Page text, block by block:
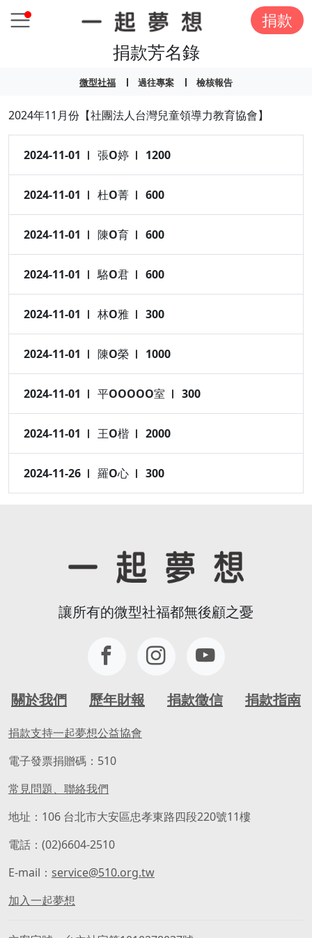
捐款
捐款芳名錄
微型社福 過往專案 檢核報告
2024年11月份【社團法人台灣兒童領導力教育協會】
2024-11-01 張O婷 1200
2024-11-01 杜O菁 600
2024-11-01 陳O育 600
2024-11-01 駱O君 600
2024-11-01 林O雅 300
2024-11-01 陳O榮 1000
2024-11-01 平OOOOO室 300
2024-11-01 王O楷 2000
2024-11-26 羅O心 300
讓所有的微型社福都無後顧之憂
關於我們 歷年財報 捐款徵信 捐款指南
捐款支持一起夢想公益協會
電子發票捐贈碼：510
常見問題、聯絡我們
地址：106 台北市大安區忠孝東路四段220號11樓
電話：(02)6604-2510
E-mail： service@510.org.tw
加入一起夢想